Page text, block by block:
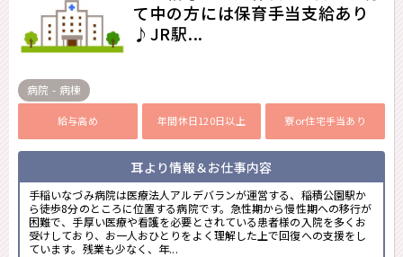
て中の方には保育手当支給あり
♪JR駅...
病院 - 病棟
給与高め 年間休日120日以上 寮or住宅手当あり
耳より情報＆お仕事内容
手稲いなづみ病院は医療法人アルデバランが運営する、稲積公園駅か
ら徒歩8分のところに位置する病院です。急性期から慢性期への移行が
困難で、手厚い医療や看護を必要とされている患者様の入院を多くお
受けしており、お一人おひとりをよく理解した上で回復への支援をし
ています。残業も少なく、年...